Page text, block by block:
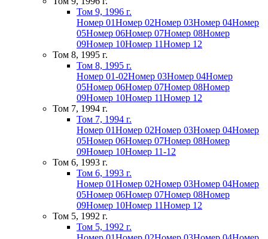
Том 9, 1996 г.
Номер 01Номер 02Номер 03Номер 04Номер
05Номер 06Номер 07Номер 08Номер
09Номер 10Номер 11Номер 12
Том 8, 1995 г.
Том 8, 1995 г.
Номер 01-02Номер 03Номер 04Номер
05Номер 06Номер 07Номер 08Номер
09Номер 10Номер 11Номер 12
Том 7, 1994 г.
Том 7, 1994 г.
Номер 01Номер 02Номер 03Номер 04Номер
05Номер 06Номер 07Номер 08Номер
09Номер 10Номер 11-12
Том 6, 1993 г.
Том 6, 1993 г.
Номер 01Номер 02Номер 03Номер 04Номер
05Номер 06Номер 07Номер 08Номер
09Номер 10Номер 11Номер 12
Том 5, 1992 г.
Том 5, 1992 г.